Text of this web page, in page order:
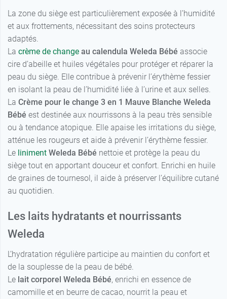
La zone du siège est particulièrement exposée à l’humidité
et aux frottements, nécessitant des soins protecteurs
adaptés.
La crème de change au calendula Weleda Bébé associe
cire d’abeille et huiles végétales pour protéger et réparer la
peau du siège. Elle contribue à prévenir l’érythème fessier
en isolant la peau de l’humidité liée à l’urine et aux selles.
La Crème pour le change 3 en 1 Mauve Blanche Weleda
Bébé est destinée aux nourrissons à la peau très sensible
ou à tendance atopique. Elle apaise les irritations du siège,
atténue les rougeurs et aide à prévenir l’érythème fessier.
Le liniment Weleda Bébé nettoie et protège la peau du
siège tout en apportant douceur et confort. Enrichi en huile
de graines de tournesol, il aide à préserver l’équilibre cutané
au quotidien.
Les laits hydratants et nourrissants
Weleda
L’hydratation régulière participe au maintien du confort et
de la souplesse de la peau de bébé.
Le lait corporel Weleda Bébé, enrichi en essence de
camomille et en beurre de cacao, nourrit la peau et